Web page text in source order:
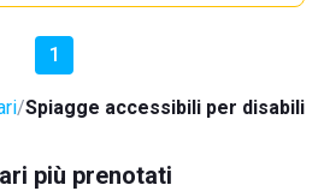
1
Spiagge accessibili per disabili
più prenotati